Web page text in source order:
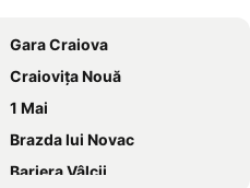
Gara Craiova
Craiovița Nouă
1 Mai
Brazda lui Novac
Bariera Vâlcii